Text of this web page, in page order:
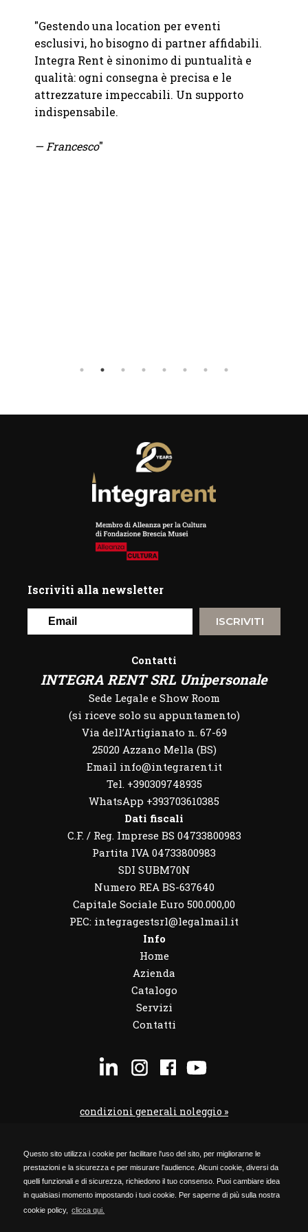
Questo sito utilizza i cookie per facilitare l'uso del sito, per migliorarne le
prestazioni e la sicurezza e per misurare l'audience. Alcuni cookie, diversi da
quelli funzionali e di sicurezza, richiedono il tuo consenso. Puoi cambiare idea
in qualsiasi momento impostando i tuoi cookie. Per saperne di più sulla nostra
cookie policy,
clicca qui.
"Gestendo una location per eventi
esclusivi, ho bisogno di partner affidabili.
Integra Rent è sinonimo di puntualità e
qualità: ogni consegna è precisa e le
attrezzature impeccabili. Un supporto
indispensabile.
— Francesco"
Iscriviti alla newsletter
ISCRIVITI
Contatti
INTEGRA RENT SRL Unipersonale
Sede Legale e Show Room
(si riceve solo su appuntamento)
Via dell’Artigianato n. 67-69
25020 Azzano Mella (BS)
Email info@integrarent.it
Tel. +390309748935
WhatsApp +393703610385
Dati fiscali
C.F. / Reg. Imprese BS 04733800983
Partita IVA 04733800983
SDI SUBM70N
Numero REA BS-637640
Capitale Sociale Euro 500.000,00
PEC: integragestsrl@legalmail.it
Info
Home
Azienda
Catalogo
Servizi
Contatti
condizioni generali noleggio »
codice etico »
Privacy Policy »
Cookie Policy »